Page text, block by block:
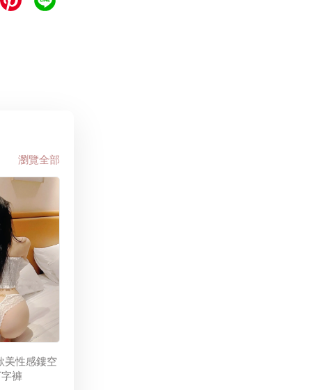
瀏覽全部
美性感鏤空
褲